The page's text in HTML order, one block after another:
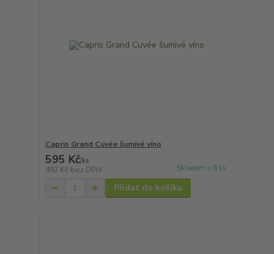
Capris Grand Cuvée šumivé víno
595 Kč/ks
492 Kč bez DPH Skladem > 6 ks
Přidat do košíku